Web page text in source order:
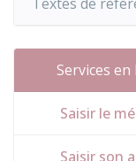
Services
Saisir le
Saisir son